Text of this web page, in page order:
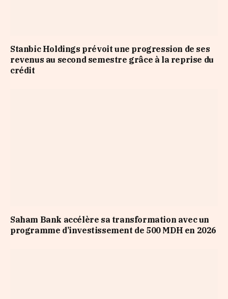
Stanbic Holdings prévoit une progression de ses
revenus au second semestre grâce à la reprise du
crédit
Saham Bank accélère sa transformation avec un
programme d’investissement de 500 MDH en 2026